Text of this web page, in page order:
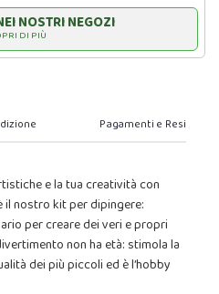
NOSTRI NEGOZI
DI PIÙ
Pagamenti e Resi
e la tua creatività con
il nostro kit per dipingere:
per creare dei veri e propri
non ha età: stimola la
dei più piccoli ed è l’hobby